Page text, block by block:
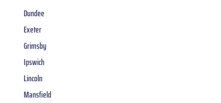
Dundee
Exeter
Grimsby
Ipswich
Lincoln
Mansfield